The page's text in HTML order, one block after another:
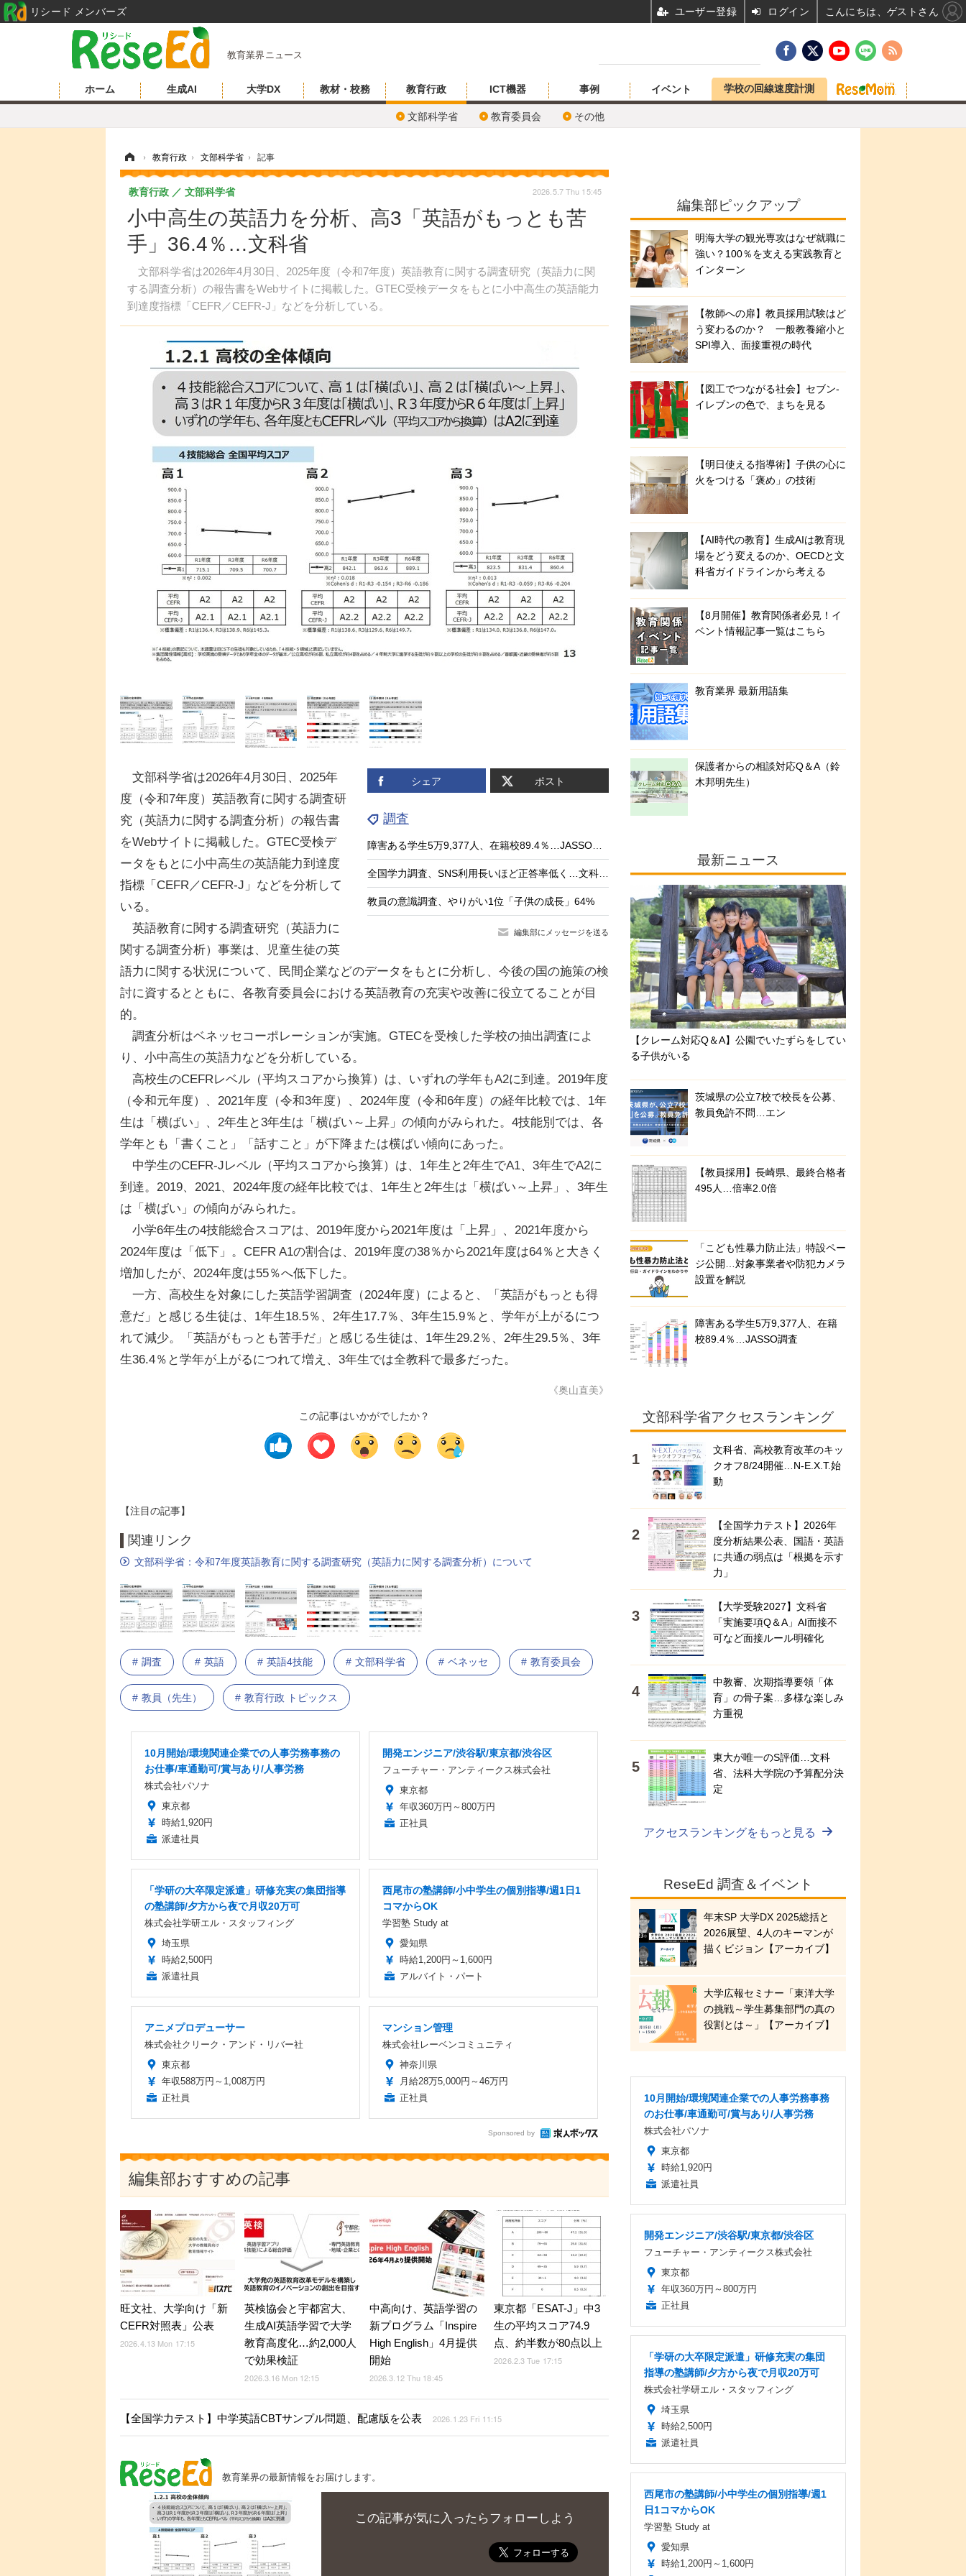
教育業界ニュース
ホーム 生成AI 大学DX 教材・校務 教育行政
文部科学省 教育委員会 その他
ICT機器 事例 イベント 学校の回線速度計測
› 教育行政 › 文部科学省 › 記事
小中高生の英語力を分析、高3「英語がもっとも苦
手」36.4％…文科省
文部科学省は2026年4月30日、2025年度（令和7年度）英語教育に関する調査研究（英語力に関
する調査分析）の報告書をWebサイトに掲載した。GTEC受検データをもとに小中高生の英語能力
到達度指標「CEFR／CEFR-J」などを分析している。
教育行政 文部科学省 2026.5.7 Thu 15:45
シェア ポスト
調査
障害ある学生5万9,377人、在籍校89.4％…JASSO調査
全国学力調査、SNS利用長いほど正答率低く…文科相8/4会見
教員の意識調査、やりがい1位「子供の成長」64%
編集部にメッセージを送る
文部科学省は2026年4月30日、2025年
度（令和7年度）英語教育に関する調査研
究（英語力に関する調査分析）の報告書
をWebサイトに掲載した。GTEC受検デ
ータをもとに小中高生の英語能力到達度
指標「CEFR／CEFR-J」などを分析して
いる。
英語教育に関する調査研究（英語力に
関する調査分析）事業は、児童生徒の英
語力に関する状況について、民間企業などのデータをもとに分析し、今後の国の施策の検
討に資するとともに、各教育委員会における英語教育の充実や改善に役立てることが目
的。
調査分析はベネッセコーポレーションが実施。GTECを受検した学校の抽出調査によ
り、小中高生の英語力などを分析している。
高校生のCEFRレベル（平均スコアから換算）は、いずれの学年もA2に到達。2019年度
（令和元年度）、2021年度（令和3年度）、2024年度（令和6年度）の経年比較では、1年
生は「横ばい」、2年生と3年生は「横ばい～上昇」の傾向がみられた。4技能別では、各
学年とも「書くこと」「話すこと」が下降または横ばい傾向にあった。
中学生のCEFR-Jレベル（平均スコアから換算）は、1年生と2年生でA1、3年生でA2に
到達。2019、2021、2024年度の経年比較では、1年生と2年生は「横ばい～上昇」、3年生
は「横ばい」の傾向がみられた。
小学6年生の4技能総合スコアは、2019年度から2021年度は「上昇」、2021年度から
2024年度は「低下」。CEFR A1の割合は、2019年度の38％から2021年度は64％と大きく
増加したが、2024年度は55％へ低下した。
一方、高校生を対象にした英語学習調査（2024年度）によると、「英語がもっとも得
意だ」と感じる生徒は、1年生18.5％、2年生17.7％、3年生15.9％と、学年が上がるにつ
れて減少。「英語がもっとも苦手だ」と感じる生徒は、1年生29.2％、2年生29.5％、3年
生36.4％と学年が上がるにつれて増え、3年生では全教科で最多だった。
《奥山直美》
この記事はいかがでしたか？
【注目の記事】
関連リンク
文部科学省：令和7年度英語教育に関する調査研究（英語力に関する調査分析）について
調査 英語 英語4技能 文部科学省 ベネッセ 教育委員会
教員（先生） 教育行政 トピックス
10月開始/環境関連企業での人事労務事務の
お仕事/車通勤可/賞与あり/人事労務
株式会社パソナ
東京都
時給1,920円
派遣社員
開発エンジニア/渋谷駅/東京都/渋谷区
フューチャー・アンティークス株式会社
東京都
年収360万円～800万円
正社員
「学研の大卒限定派遣」研修充実の集団指導
の塾講師/夕方から夜で月収20万可
株式会社学研エル・スタッフィング
埼玉県
時給2,500円
派遣社員
西尾市の塾講師/小中学生の個別指導/週1日1
コマからOK
学習塾 Study at
愛知県
時給1,200円～1,600円
アルバイト・パート
アニメプロデューサー
株式会社クリーク・アンド・リバー社
東京都
年収588万円～1,008万円
正社員
マンション管理
株式会社レーベンコミュニティ
神奈川県
月給28万5,000円～46万円
正社員
Sponsored by
編集部おすすめの記事
旺文社、大学向け「新
CEFR対照表」公表
2026.4.13 Mon 17:15
英検協会と宇都宮大、
生成AI英語学習で大学
教育高度化…約2,000人
で効果検証
2026.3.16 Mon 12:15
中高向け、英語学習の
新プログラム「Inspire
High English」4月提供
開始
2026.3.12 Thu 18:45
東京都「ESAT-J」中3
生の平均スコア74.9
点、約半数が80点以上
2026.2.3 Tue 17:15
【全国学力テスト】中学英語CBTサンプル問題、配慮版を公表 2026.1.23 Fri 11:15
教育業界の最新情報をお届けします。
この記事が気に入ったらフォローしよう
編集部ピックアップ
明海大学の観光専攻はなぜ就職に
強い？100％を支える実践教育と
インターン
【教師への扉】教員採用試験はど
う変わるのか？ 一般教養縮小と
SPI導入、面接重視の時代
【図工でつながる社会】セブン‐
イレブンの色で、まちを見る
【明日使える指導術】子供の心に
火をつける「褒め」の技術
【AI時代の教育】生成AIは教育現
場をどう変えるのか、OECDと文
科省ガイドラインから考える
【8月開催】教育関係者必見！イ
ベント情報記事一覧はこちら
教育業界 最新用語集
保護者からの相談対応Q＆A（鈴
木邦明先生）
最新ニュース
【クレーム対応Q＆A】公園でいたずらをしてい
る子供がいる
茨城県の公立7校で校長を公募、
教員免許不問…エン
【教員採用】長崎県、最終合格者
495人…倍率2.0倍
「こども性暴力防止法」特設ペー
ジ公開…対象事業者や防犯カメラ
設置を解説
障害ある学生5万9,377人、在籍
校89.4％…JASSO調査
文部科学省アクセスランキング
文科省、高校教育改革のキッ
クオフ8/24開催…N-E.X.T.始
動
【全国学力テスト】2026年
度分析結果公表、国語・英語
に共通の弱点は「根拠を示す
力」
【大学受験2027】文科省
「実施要項Q＆A」AI面接不
可など面接ルール明確化
中教審、次期指導要領「体
育」の骨子案…多様な楽しみ
方重視
東大が唯一のS評価…文科
省、法科大学院の予算配分決
定
アクセスランキングをもっと見る
ReseEd 調査＆イベント
年末SP 大学DX 2025総括と
2026展望、4人のキーマンが
描くビジョン【アーカイブ】
大学広報セミナー「東洋大学
の挑戦～学生募集部門の真の
役割とは～」【アーカイブ】
10月開始/環境関連企業での人事労務事務
のお仕事/車通勤可/賞与あり/人事労務
株式会社パソナ
東京都
時給1,920円
派遣社員
開発エンジニア/渋谷駅/東京都/渋谷区
フューチャー・アンティークス株式会社
東京都
年収360万円～800万円
正社員
「学研の大卒限定派遣」研修充実の集団
指導の塾講師/夕方から夜で月収20万可
株式会社学研エル・スタッフィング
埼玉県
時給2,500円
派遣社員
西尾市の塾講師/小中学生の個別指導/週1
日1コマからOK
学習塾 Study at
愛知県
時給1,200円～1,600円
リシード メンバーズ ユーザー登録 ログイン こんにちは、ゲストさん